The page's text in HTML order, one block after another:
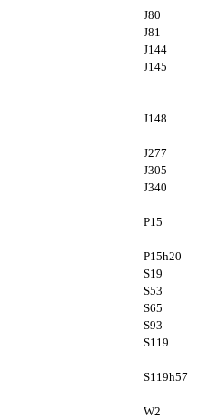
J80
J81
J144
J145
J148
J277
J305
J340
P15
P15h20
S19
S53
S65
S93
S119
S119h57
W2